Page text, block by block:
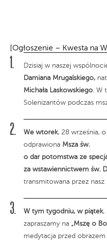
[Ogłoszenie – Kwesta na
Dzisiaj w naszej
Damiana Mrugalskiego,
Michała Laskowskiego. W
Solenizantów podczas
We wtorek, 28 września,
odprawiona Msza św.
o dar potomstwa ze
za wstawiennictwem św.
transmitowana przez nasz
W tym tygodniu, w piątek,
zapraszamy na „Mszę o
medytacja przed